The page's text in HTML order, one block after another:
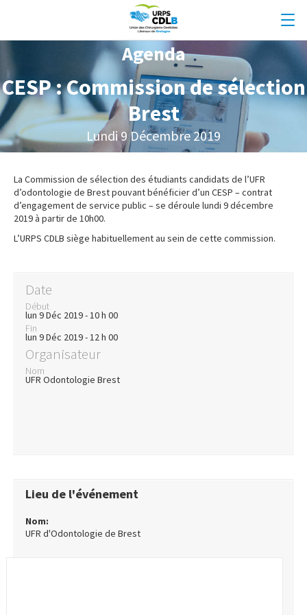
Agenda
CESP : Commission de sélection
Brest
Lundi 9 Décembre 2019
La Commission de sélection des étudiants candidats de l’UFR
d’odontologie de Brest pouvant bénéficier d’un CESP – contrat
d’engagement de service public – se déroule lundi 9 décembre
2019 à partir de 10h00.
L’URPS CDLB siège habituellement au sein de cette commission.
Date
Début
lun 9 Déc 2019 - 10 h 00
Fin
lun 9 Déc 2019 - 12 h 00
Organisateur
Nom
UFR Odontologie Brest
Lieu de l'événement
Nom:
UFR d'Odontologie de Brest